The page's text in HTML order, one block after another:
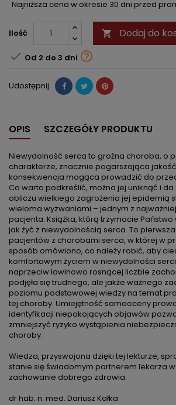
Najniższa cena w okresie 30 dni przed
Ilość  Dodaj do
 Od 2 do 3 dni 
Udostępnij
OPIS SZCZEGÓŁY PRODUKTU
Niewydolność serca to groźna choroba, o
charakterze, znacznie pogarszająca
konsekwencja mogąca prowadzić do
Co warto podkreślić, można jej uniknąć i da
obliczu wielkiego zagrożenia jej epidemią
wieloma wyzwaniami – jednym z
pacjenta. Książka, którą trzymacie
jak żyć z niewydolnością serca. To
pacjentów z chorobami serca, w której w
sposób omówiono, co należy robić, aby
komfortowym życiem w niewydolności
naprzeciw lawinowo rosnącej liczbie
podjęła się trudnego, ale jakże ważnego
poziomu podstawowej wiedzy na temat
tej choroby. Umiejętność samooceny
identyfikacji niepokojących objawów
zmniejszyć ryzyko wystąpienia
choroby.
Wiedza, przyswojona dzięki tej lekturze,
stanie się świadomym partnerem lekarza
zachowanie dobrego zdrowia.
dr hab. n. med. Dariusz Kałka